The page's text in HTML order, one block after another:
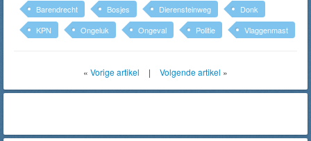
Barendrecht
Bosjes Dierensteinweg
Donk
KPN
Ongeluk Ongeval Politie Vlaggenmast
« Vorige artikel | Volgende artikel »